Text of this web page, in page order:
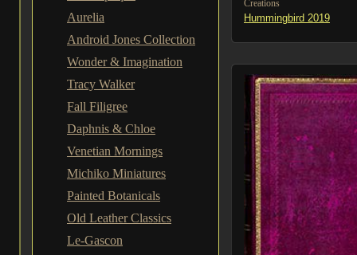
Aurelia
Android Jones Collection
Wonder & Imagination
Tracy Walker
Fall Filigree
Daphnis & Chloe
Venetian Mornings
Michiko Miniatures
Painted Botanicals
Old Leather Classics
Le-Gascon
Creations
Hummingbird 2019